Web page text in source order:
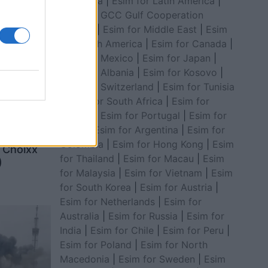
Esim for GCC Gulf Cooperation
Esim for Middle East
Esim
for South America
Esim for Canada
Esim for Mexico
Esim for Japan
Esim for Albania
Esim for Kosovo
Esim for Switzerland
Esim for Tunisia
Esim for South Africa
Esim for
Esim for Portugal
Esim for
Esim for Argentina
Esim for
Colombia
Esim for Hong Kong
Esim
for Thailand
Esim for Macau
Esim
for Malaysia
Esim for Vietnam
Esim
for South Korea
Esim for Austria
Esim for Netherlands
Esim for
Australia
Esim for Russia
Esim for
India
Esim for Chile Esim for Peru
Esim for Poland
Esim for North
Macedonia
Esim for Sweden
Esim